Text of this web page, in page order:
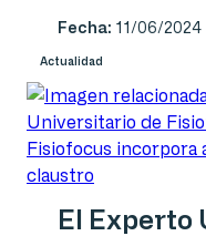
Fecha: 11/06/2024
Actualidad
El Experto